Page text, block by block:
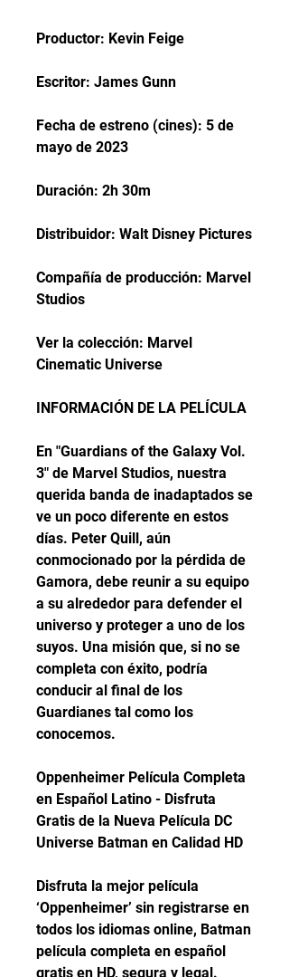
Productor: Kevin Feige
Escritor: James Gunn
Fecha de estreno (cines): 5 de
mayo de 2023
Duración: 2h 30m
Distribuidor: Walt Disney Pictures
Compañía de producción: Marvel
Studios
Ver la colección: Marvel
Cinematic Universe
INFORMACIÓN DE LA PELÍCULA
En "Guardians of the Galaxy Vol.
3" de Marvel Studios, nuestra
querida banda de inadaptados se
ve un poco diferente en estos
días. Peter Quill, aún
conmocionado por la pérdida de
Gamora, debe reunir a su equipo
a su alrededor para defender el
universo y proteger a uno de los
suyos. Una misión que, si no se
completa con éxito, podría
conducir al final de los
Guardianes tal como los
conocemos.
Oppenheimer Película Completa
en Español Latino - Disfruta
Gratis de la Nueva Película DC
Universe Batman en Calidad HD
Disfruta la mejor película
‘Oppenheimer’ sin registrarse en
todos los idiomas online, Batman
película completa en español
gratis en HD, segura y legal.